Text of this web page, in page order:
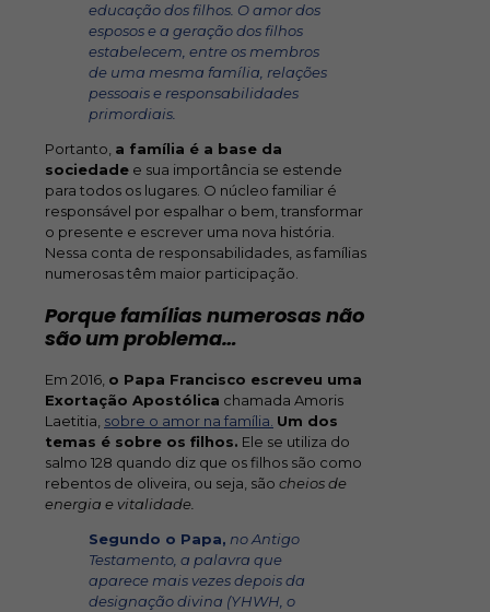
educação dos filhos. O amor dos
esposos e a geração dos filhos
estabelecem, entre os membros
de uma mesma família, relações
pessoais e responsabilidades
primordiais.
Portanto, a família é a base da
sociedade e sua importância se estende
para todos os lugares. O núcleo familiar é
responsável por espalhar o bem, transformar
o presente e escrever uma nova história.
Nessa conta de responsabilidades, as famílias
numerosas têm maior participação.
Porque famílias numerosas não
são um problema…
Em 2016, o Papa Francisco escreveu uma
Exortação Apostólica chamada Amoris
Laetitia, sobre o amor na família. Um dos
temas é sobre os filhos. Ele se utiliza do
salmo 128 quando diz que os filhos são como
rebentos de oliveira, ou seja, são cheios de
energia e vitalidade.
Segundo o Papa, no Antigo
Testamento, a palavra que
aparece mais vezes depois da
designação divina (YHWH, o